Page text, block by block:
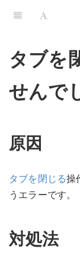
タブを
せんで
原因
タブを閉じる操
うエラーです。
対処法